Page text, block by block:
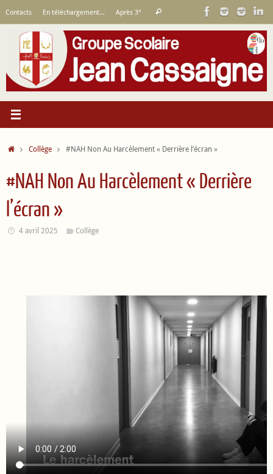
contenu
Contacts En téléchargement… Après 3°
Recherche
:
Rechercher
AccueilCollège #NAH Non Au Harcèlement « Derrière l’écran »
#NAH Non Au Harcèlement « Derrière
l’écran »
4 avril 2025 Collège